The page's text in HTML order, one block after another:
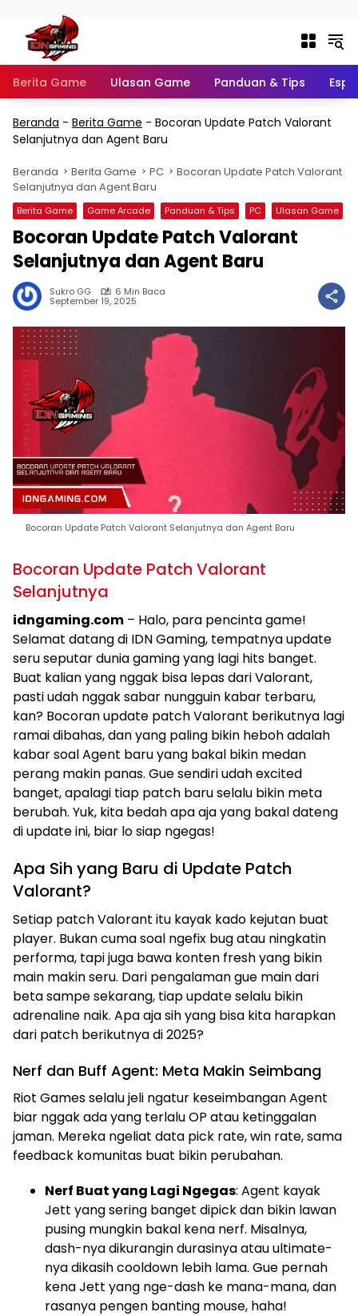
Berita Game Ulasan Game Panduan & Tips
Beranda - Berita Game - Bocoran Update Patch Valorant
Selanjutnya dan Agent Baru
Beranda Berita Game PC
Bocoran Update Patch Valorant
Selanjutnya dan Agent Baru
Berita Game Game Arcade Panduan & Tips PC Ulasan Game
Bocoran Update Patch Valorant
Selanjutnya dan Agent Baru
Sukro GG 6 Min Baca
September 19, 2025
Bocoran Update Patch Valorant Selanjutnya dan Agent Baru
Bocoran Update Patch Valorant
Selanjutnya
idngaming.com – Halo, para pencinta game!
Selamat datang di IDN Gaming, tempatnya update
seru seputar dunia gaming yang lagi hits banget.
Buat kalian yang nggak bisa lepas dari Valorant,
pasti udah nggak sabar nungguin kabar terbaru,
kan? Bocoran update patch Valorant berikutnya lagi
ramai dibahas, dan yang paling bikin heboh adalah
kabar soal Agent baru yang bakal bikin medan
perang makin panas. Gue sendiri udah excited
banget, apalagi tiap patch baru selalu bikin meta
berubah. Yuk, kita bedah apa aja yang bakal dateng
di update ini, biar lo siap ngegas!
Apa Sih yang Baru di Update Patch
Valorant?
Setiap patch Valorant itu kayak kado kejutan buat
player. Bukan cuma soal ngefix bug atau ningkatin
performa, tapi juga bawa konten fresh yang bikin
main makin seru. Dari pengalaman gue main dari
beta sampe sekarang, tiap update selalu bikin
adrenaline naik. Apa aja sih yang bisa kita harapkan
dari patch berikutnya di 2025?
Nerf dan Buff Agent: Meta Makin Seimbang
Riot Games selalu jeli ngatur keseimbangan Agent
biar nggak ada yang terlalu OP atau ketinggalan
jaman. Mereka ngeliat data pick rate, win rate, sama
feedback komunitas buat bikin perubahan.
Nerf Buat yang Lagi Ngegas: Agent kayak
Jett yang sering banget dipick dan bikin lawan
pusing mungkin bakal kena nerf. Misalnya,
dash-nya dikurangin durasinya atau ultimate-
nya dikasih cooldown lebih lama. Gue pernah
kena Jett yang nge-dash ke mana-mana, dan
rasanya pengen banting mouse, haha!